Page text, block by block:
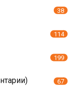
38
114
199
67